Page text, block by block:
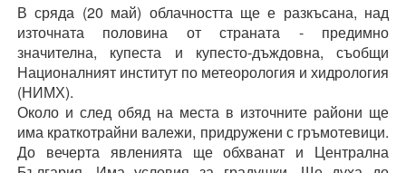
В сряда (20 май) облачността ще е разкъсана, над
източната половина от страната - предимно
значителна, купеста и купесто-дъждовна, съобщи
Националният институт по метеорология и хидрология
(НИМХ).
Около и след обяд на места в източните райони ще
има краткотрайни валежи, придружени с гръмотевици.
До вечерта явленията ще обхванат и Централна